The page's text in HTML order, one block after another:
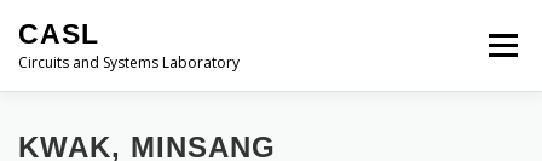
CASL
Circuits and Systems Laboratory
메뉴
HOME PROFESSOR
KWAK, MINSANG